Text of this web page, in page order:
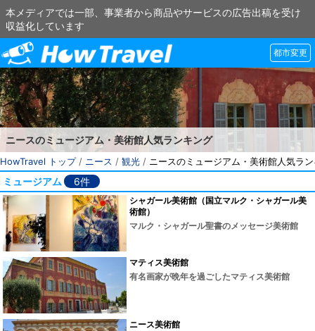
本メディアでは一部、事業者から商品やサービスの広告出稿を受け
収益化しています
都市変更
ニースのミュージアム・美術館人気ランキング
HowTravel トップ/ ニース / 観光 / ニースのミュージアム・美術館人気ラ
ミュージアム 6件
シャガール美術館（国立マルク・シャガール美
術館）
マルク・シャガール聖書のメッセージ美術館
マティス美術館
有名画家が晩年を過ごしたマティス美術館
ニース美術館